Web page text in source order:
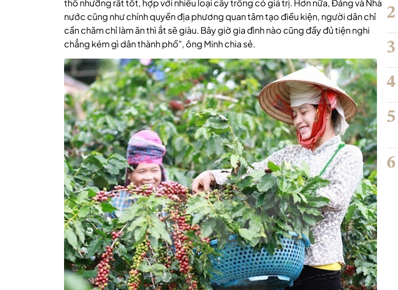
thổ nhưỡng rất tốt, hợp với nhiều loại cây trồng có giá trị. Hơn nữa, Đảng và Nhà
nước cũng như chính quyền địa phương quan tâm tạo điều kiện, người dân chỉ
cần chăm chỉ làm ăn thì ắt sẽ giàu. Bây giờ gia đình nào cũng đầy đủ tiện nghi
chẳng kém gì dân thành phố", ông Minh chia sẻ.
2
3
4
5
6